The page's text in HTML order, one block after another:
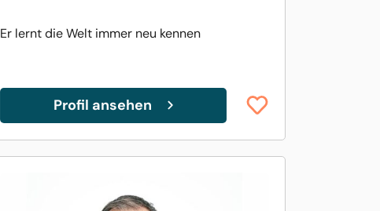
Er lernt die Welt immer neu kennen
Profil ansehen